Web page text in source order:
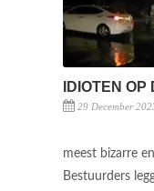
IDIOTEN OP
29 December
meest bizarre
Bestuurders